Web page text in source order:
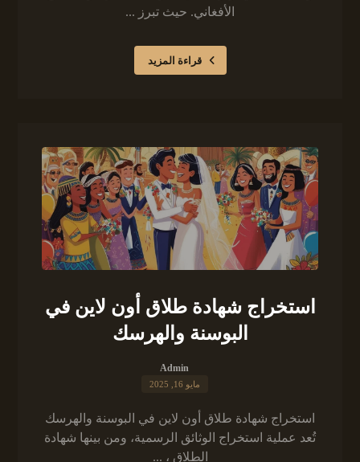
الأفغاني. حيث تبرز ...
قراءة المزيد
استخراج شهادة طلاق أون لاين في
البوسنة والهرسك
Admin
مايو 16, 2025
استخراج شهادة طلاق أون لاين في البوسنة والهرسك
تُعد عملية استخراج الوثائق الرسمية، ومن بينها شهادة
الطلاق ، ...